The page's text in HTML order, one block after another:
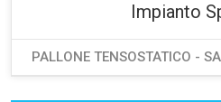
Impianto
PALLONE TENSOSTATICO -